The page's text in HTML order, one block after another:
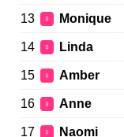
13 ♀ Monique
14 ♀ Linda
15 ♀ Amber
16 ♀ Anne
17 ♀ Naomi